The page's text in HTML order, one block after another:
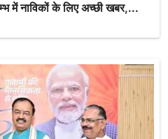
नाविकों के लिए अच्छी खबर,...